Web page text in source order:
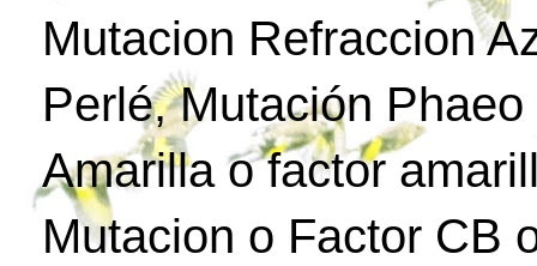
Mutacion Refraccion
Perlé, Mutación
Amarilla o factor
Mutacion o Factor CB